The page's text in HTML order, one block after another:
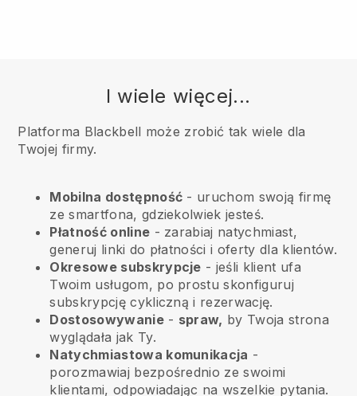
I wiele więcej...
Platforma Blackbell może zrobić tak wiele dla
Twojej firmy.
Mobilna dostępność - uruchom swoją firmę
ze smartfona, gdziekolwiek jesteś.
Płatność online - zarabiaj natychmiast,
generuj linki do płatności i oferty dla klientów.
Okresowe subskrypcje - jeśli klient ufa
Twoim usługom, po prostu skonfiguruj
subskrypcję cykliczną i rezerwację.
Dostosowywanie- spraw, by Twoja strona
wyglądała jak Ty.
Natychmiastowa komunikacja -
porozmawiaj bezpośrednio ze swoimi
klientami, odpowiadając na wszelkie pytania.